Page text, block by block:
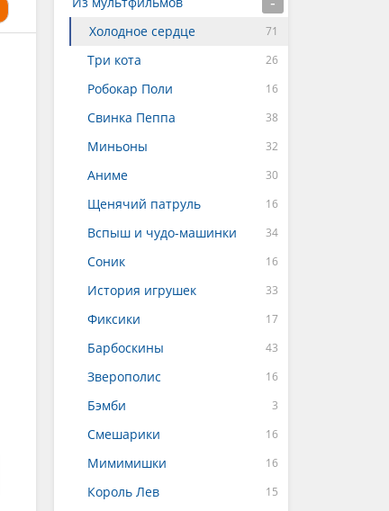
Холодное сердце
Три кота
Робокар Поли
Свинка Пеппа
Миньоны
Аниме
Щенячий патруль
Вспыш и чудо-машинки
Соник
История игрушек
Фиксики
Барбоскины
Зверополис
Бэмби
Смешарики
Мимимишки
Король Лев